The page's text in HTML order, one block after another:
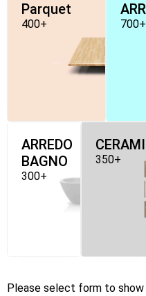
Parquet
400+ 700+
ARREDO
BAGNO
300+
350+
Please select form to show